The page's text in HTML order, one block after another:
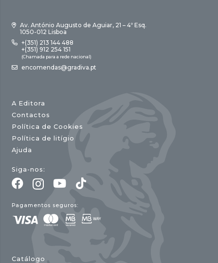
Av. António Augusto de Aguiar, 21 – 4º Esq.
1050-012 Lisboa
+(351) 213 144 488
+(351) 912 254 151
(Chamada para a rede nacional)
encomendas@gradiva.pt
A Editora
Contactos
Política de Cookies
Política de litígio
Ajuda
Siga-nos:
Pagamentos seguros:
Catálogo